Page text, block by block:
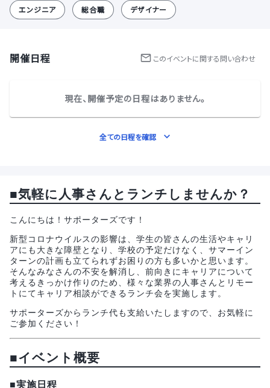
エンジニア 総合職 デザイナー
開催日程 このイベントに関する問い合わせ
現在、開催予定の日程はありません。
全ての日程を確認
■気軽に人事さんとランチしませんか？
こんにちは！サポーターズです！
新型コロナウイルスの影響は、学生の皆さんの生活やキャリ
アにも大きな障壁となり、学校の予定だけなく、サマーイン
ターンの計画も立てられずお困りの方も多いかと思います。
そんなみなさんの不安を解消し、前向きにキャリアについて
考えるきっかけ作りのため、様々な業界の人事さんとリモー
トにてキャリア相談ができるランチ会を実施します。
サポーターズからランチ代も支給いたしますので、お気軽に
ご参加ください！
■イベント概要
■実施日程